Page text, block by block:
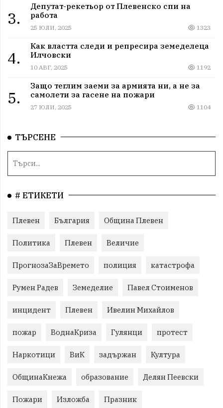
3.
Депутат-рекетьор от Плевенско спи на
работа
25 ЮЛИ, 2025 1323
4.
Как властта следи и репресира земеделеца
Илчовски
10 АВГ, 2025 1192
5.
Защо теглим заеми за армията ни, а не за
самолети за гасене на пожари
27 ЮЛИ, 2025 1104
ТЪРСЕНЕ
# ЕТИКЕТИ
Плевен България Община Плевен
Политика Плевен Величие
ПрогнозаЗаВремето полиция катастрофа
Румен Радев Земеделие Павел Стоименов
инцидент Плевен Ивелин Михайлов
пожар ВоднаКриза Гулянци протест
Наркотици ВиК задържан Култура
ОбщинаКнежа образование Делян Пеевски
Пожари Изложба Празник